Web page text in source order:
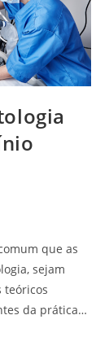
que as
sejam
teóricos
da prática…